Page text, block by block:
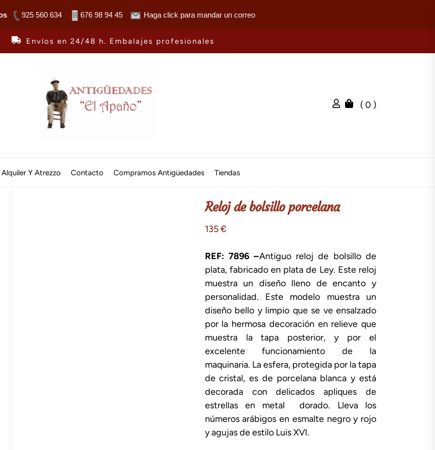
925 560 634 676 98 94 45 Haga click para mandar un correo
Envíos en 24/48 h. Embalajes profesionales
El
( 0 )
Alquiler Y Atrezzo Contacto Compramos Antigüedades Tiendas
Reloj de bolsillo porcelana
135€
REF: 7896 –Antiguo reloj de bolsillo de
plata, fabricado en plata de Ley. Este reloj
muestra un diseño lleno de encanto y
personalidad. Este modelo muestra un
diseño bello y limpio que se ve ensalzado
por la hermosa decoración en relieve que
muestra la tapa posterior, y por el
excelente funcionamiento de la
maquinaria. La esfera, protegida por la tapa
de cristal, es de porcelana blanca y está
decorada con delicados apliques de
estrellas en metal dorado. Lleva los
números arábigos en esmalte negro y rojo
y agujas de estilo Luis XVI.